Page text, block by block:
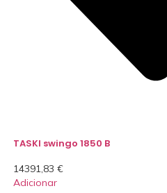
TASKI swingo 1850 B
14391,83 €
Adicionar